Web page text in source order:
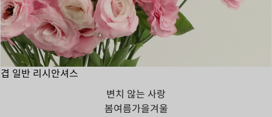
겹 일반 리시안셔스
변치 않는 사랑
봄여름가을겨울